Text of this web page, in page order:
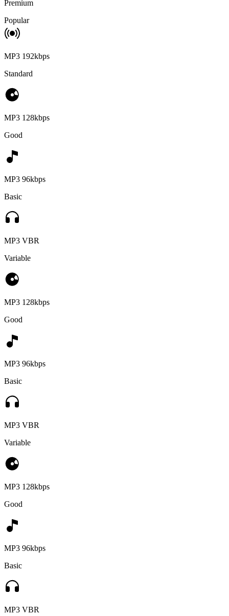
Premium
Popular
MP3 192kbps
Standard
MP3 128kbps
Good
MP3 96kbps
Basic
MP3 VBR
Variable
MP3 128kbps
Good
MP3 96kbps
Basic
MP3 VBR
Variable
MP3 128kbps
Good
MP3 96kbps
Basic
MP3 VBR